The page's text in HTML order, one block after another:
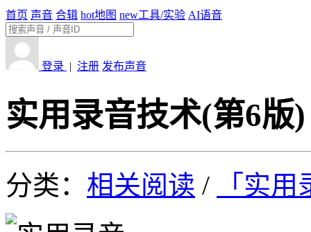
首页 声音 合辑 hot地图 new工具/实验 AI语音
登录 | 注册 发布声音
实用录音技术(第6版)
分类： 相关阅读 / 「实